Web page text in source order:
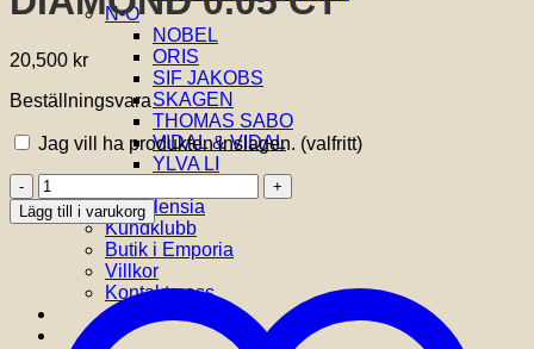
N-Ö
NOBEL
ORIS
SIF JAKOBS
SKAGEN
THOMAS SABO
VIDAL & VIDAL
YLVA LI
Om Glensia
Kundklubb
Butik i Emporia
Villkor
Kontakta oss
20,500 kr
Beställningsvara
Jag vill ha produkten inslagen. (valfritt)
GEORG
JENSEN
-
OFFSPRING
LOOPS
EARRING
1433B
Lägg till i varukorg